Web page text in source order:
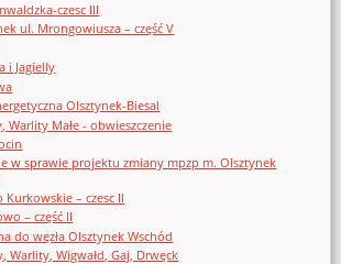
czesc III
ul. Mrongowiusza – część V
i Jagielly
Olsztynek-Biesal
Warlity Małe - obwieszczenie
w sprawie projektu zmiany mpzp m. Olsztynek
Kurkowskie – czesc II
– część II
do węzła Olsztynek Wschód
Warlity, Wigwałd, Gaj, Drwęck